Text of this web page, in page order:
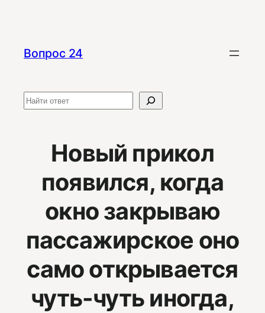
содержимому
Вопрос 24
Поиск
Новый прикол
появился, когда
окно закрываю
пассажирское оно
само открывается
чуть-чуть иногда,